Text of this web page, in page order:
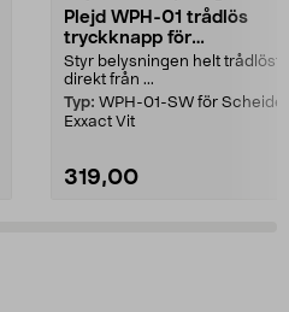
Plejd WPH-01 trådlös
tryckknapp för
fjärrströmbrytare
Styr belysningen helt trådlöst –
direkt från ...
Typ: WPH-01-SW för Scheider
Exxact Vit
319,00